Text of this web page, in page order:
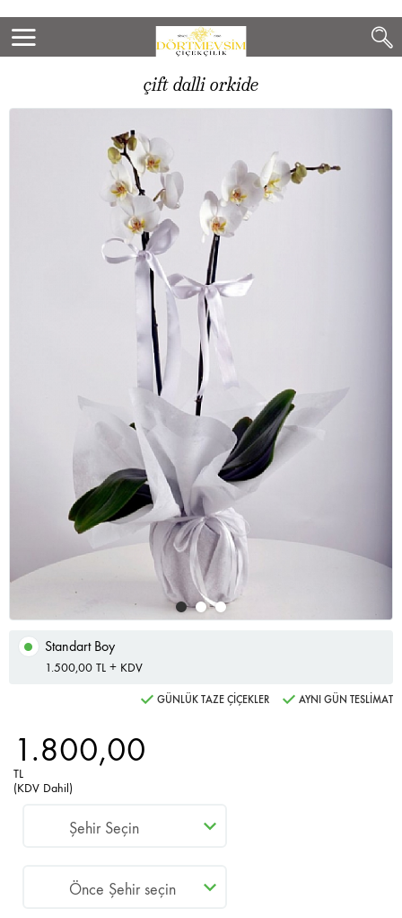
çift dalli orkide
Standart Boy
1.500,00 TL + KDV
GÜNLÜK TAZE ÇİÇEKLER AYNI GÜN TESLİMAT
1.800,00
TL
(KDV Dahil)